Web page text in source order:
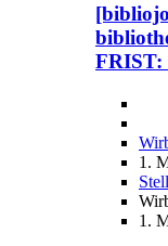
FRIST:
1.
1.